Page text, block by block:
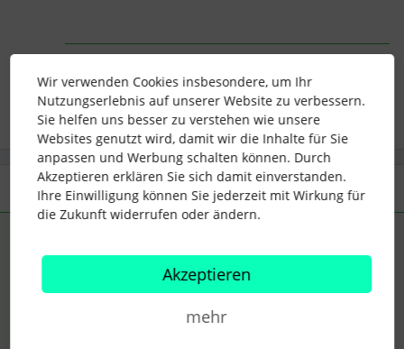
abwesenheiten Werkstudent Praktikant
2 Antworten Älteste zuerst
du könntest auch für die Werkstudenten eine eigene
Mitarbeiterrolle erstellen und dieser Rolle Vorschlagsrechte
bei der Anwesenheit geben. Alle anderen kannst du dort
Wir verwenden Cookies insbesondere, um Ihr
Nutzungserlebnis auf unserer Website zu verbessern.
Sie helfen uns besser zu verstehen wie unsere
Websites genutzt wird, damit wir die Inhalte für Sie
anpassen und Werbung schalten können. Durch
Akzeptieren erklären Sie sich damit einverstanden.
Ihre Einwilligung können Sie jederzeit mit Wirkung für
die Zukunft widerrufen oder ändern.
Akzeptieren
mehr